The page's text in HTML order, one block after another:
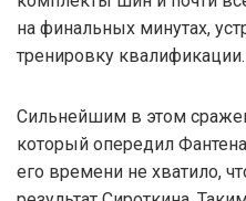
на финальных минутах,
тренировку квалификации.
Сильнейшим в этом
который опередил
его времени не хватило,